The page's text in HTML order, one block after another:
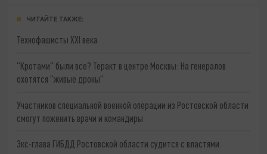
ЧИТАЙТЕ ТАКЖЕ:
Технофашисты XXI века
"Кротами" были все? Теракт в центре Москвы: На генералов
охотятся "живые дроны"
Участников специальной военной операции из Ростовской области
смогут поженить врачи и командиры
Экс-глава ГИБДД Ростовской области судится с властями